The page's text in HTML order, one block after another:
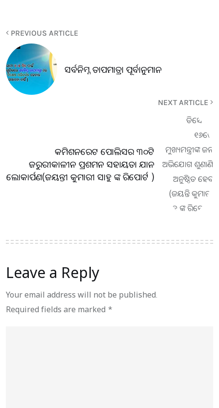
PREVIOUS ARTICLE
ସର୍ବନିମ୍ନ ତାପମାତ୍ରା ପୂର୍ବାନୁମାନ
NEXT ARTICLE
କମିଶନରେଟ ପୋଲିସର ୩୦ଟି
ଜରୁରୀକାଳୀନ ପ୍ରଶମନ ସହାୟତା ଯାନ
ଲୋକାର୍ପଣ(ଜୟନ୍ତୀ କୁମାରୀ ସାହୁ ଙ୍କ ରିପୋର୍ଟ )
Leave a Reply
Your email address will not be published.
Required fields are marked *